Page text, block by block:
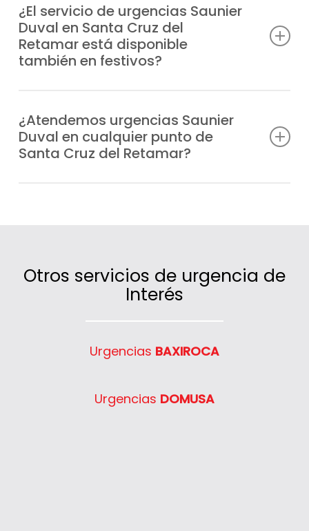
encendido y fugas, hasta fallos en la
presión, bloqueos o errores de
funcionamiento en cualquier modelo
Saunier Duval.
¿El servicio de urgencias Saunier
Duval en Santa Cruz del
Retamar está disponible
también en festivos?
del año, también en fines de semana y
festivos, para que nunca te quedes sin
calefacción o agua caliente.
¿Atendemos urgencias Saunier
Duval en cualquier punto de
Santa Cruz del Retamar?
Otros servicios de urgencia de
Interés
Urgencias BAXIROCA
Urgencias DOMUSA